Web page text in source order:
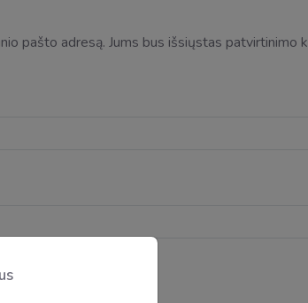
pašto adresą. Jums bus išsiųstas patvirtinimo